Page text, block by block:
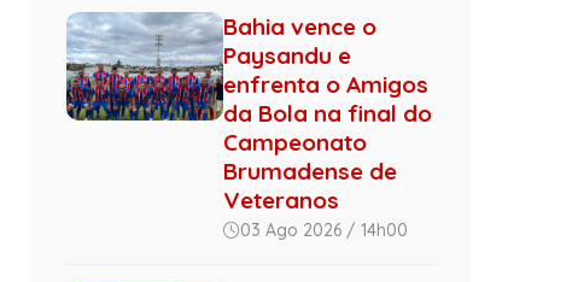
Bahia vence o
Paysandu e
enfrenta o Amigos
da Bola na final do
Campeonato
Brumadense de
Veteranos
03 Ago 2026 / 14h00